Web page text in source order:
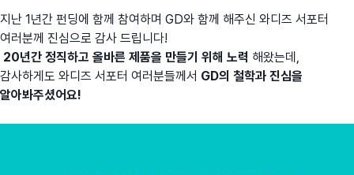
지난 1년간 펀딩에 함께 참여하며 GD와 함께 해주신 와디즈 서포터
여러분께 진심으로 감사 드립니다!
20년간 정직하고 올바른 제품을 만들기 위해 노력 해왔는데,
감사하게도 와디즈 서포터 여러분들께서 GD의 철학과 진심을
알아봐주셨어요!